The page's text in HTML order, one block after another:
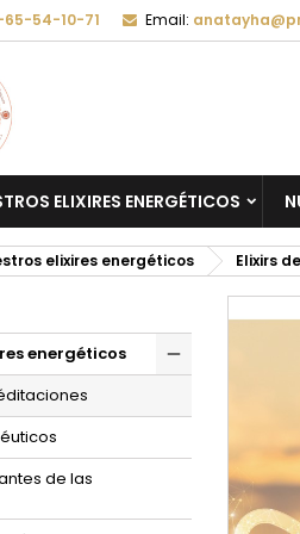
65-54-10-71 Email:
ELIXIRES ENERGÉTICOS
elixires energéticos Elixirs
energéticos
de las